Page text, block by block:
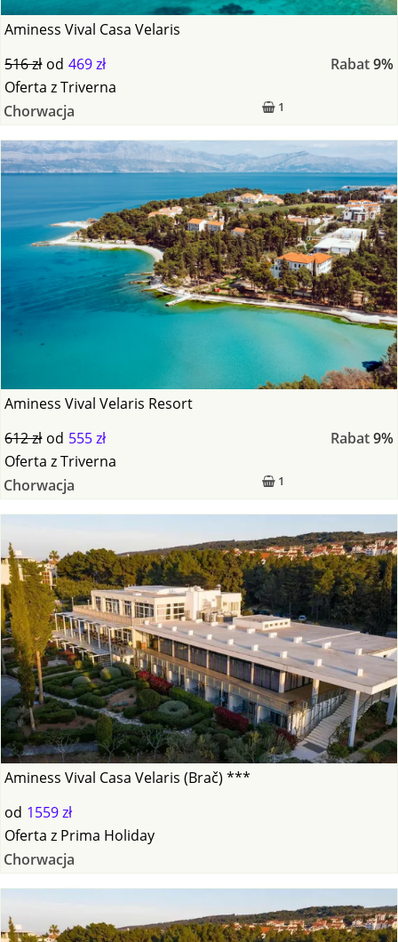
Aminess Vival Casa Velaris
516 zł od 469 zł Rabat9%
1
Oferta zTriverna
Chorwacja
Aminess Vival Velaris Resort
612 zł od 555 zł Rabat9%
1
Oferta zTriverna
Chorwacja
Aminess Vival Casa Velaris (Brač) ***
od 1559 zł
Oferta z Prima Holiday
Chorwacja